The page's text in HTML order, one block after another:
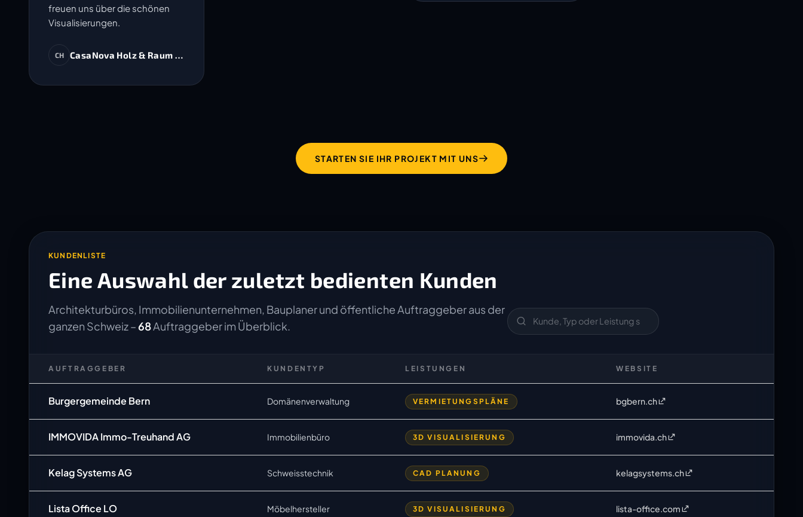
freuen uns über die schönen
Visualisierungen.
CH CasaNova Holz & Raum AG
STARTEN SIE IHR PROJEKT MIT UNS
KUNDENLISTE
Eine Auswahl der zuletzt bedienten Kunden
Architekturbüros, Immobilienunternehmen, Bauplaner und öffentliche Auftraggeber aus der
ganzen Schweiz – 68Auftraggeber im Überblick.
AUFTRAGGEBER KUNDENTYP LEISTUNGEN WEBSITE
Burgergemeinde Bern Domänenverwaltung VERMIETUNGSPLÄNE bgbern.ch
IMMOVIDA Immo-Treuhand AG Immobilienbüro 3D VISUALISIERUNG immovida.ch
Kelag Systems AG Schweisstechnik CAD PLANUNG kelagsystems.ch
Lista Office LO Möbelhersteller 3D VISUALISIERUNG lista-office.com